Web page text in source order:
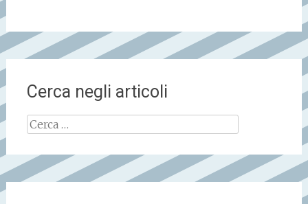
Cerca negli articoli
Ricerca